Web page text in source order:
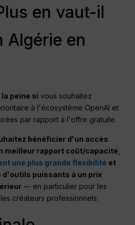
en vaut-il
Algérie en
peine si vous souhaitez
à l'écosystème OpenAI et
par rapport à l'offre gratuite.
bénéficier d'un accès
meilleur rapport coût/capacité
une plus grande flexibilité et
d'outils puissants à un prix
— en particulier pour les
créateurs professionnels.